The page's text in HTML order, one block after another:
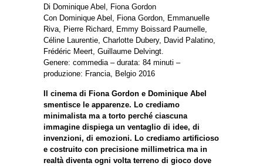
Di Dominique Abel, Fiona Gordon
Con Dominique Abel, Fiona Gordon, Emmanuelle
Riva, Pierre Richard, Emmy Boissard Paumelle,
Céline Laurentie, Charlotte Dubery, David Palatino,
Frédéric Meert, Guillaume Delvingt.
Genere: commedia – durata: 84 minuti –
produzione: Francia, Belgio 2016
Il cinema di Fiona Gordon e Dominique Abel
smentisce le apparenze. Lo crediamo
minimalista ma a torto perché ciascuna
immagine dispiega un ventaglio di idee, di
invenzioni, di emozioni. Lo crediamo artificioso
e costruito con precisione millimetrica ma in
realtà diventa ogni volta terreno di gioco dove